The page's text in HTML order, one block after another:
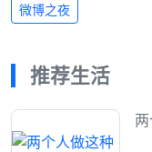
微博之夜
推荐生活